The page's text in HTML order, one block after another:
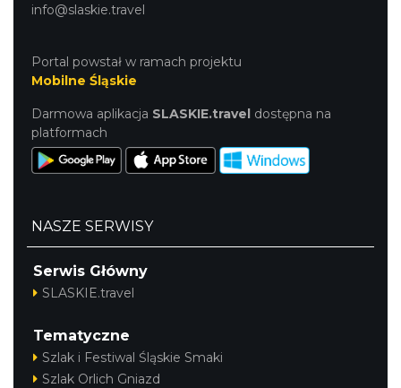
info@slaskie.travel
Portal powstał w ramach projektu
Mobilne Śląskie
Darmowa aplikacja SLASKIE.travel dostępna na
platformach
NASZE SERWISY
Serwis Główny
SLASKIE.travel
Tematyczne
Szlak i Festiwal Śląskie Smaki
Szlak Orlich Gniazd